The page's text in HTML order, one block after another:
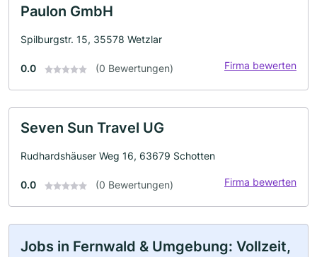
Paulon GmbH
Spilburgstr. 15, 35578 Wetzlar
0.0 (0 Bewertungen) Firma bewerten
Seven Sun Travel UG
Rudhardshäuser Weg 16, 63679 Schotten
0.0 (0 Bewertungen) Firma bewerten
Jobs in Fernwald & Umgebung: Vollzeit,